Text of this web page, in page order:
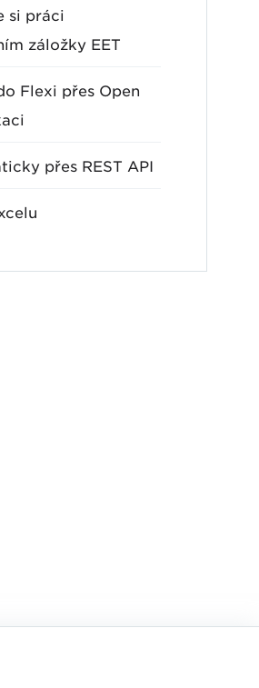
si práci
záložky EET
Flexi přes Open
přes REST API